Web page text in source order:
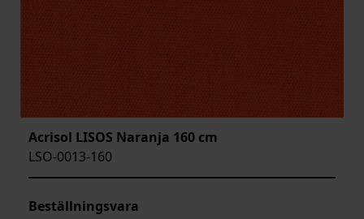
Acrisol LISOS Naranja 160 cm
LSO-0013-160
Beställningsvara